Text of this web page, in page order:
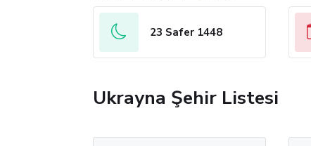
23 Safer 1448
Ukrayna Şehir Listesi